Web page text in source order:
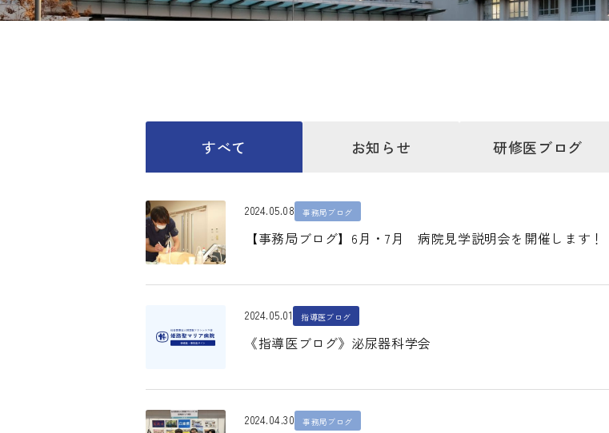
すべて お知らせ 研修医ブログ
2024.05.08 事務局ブログ
【事務局ブログ】6月・7月 病院見学説明会を開催します！
2024.05.01 指導医ブログ
《指導医ブログ》泌尿器科学会
2024.04.30 事務局ブログ